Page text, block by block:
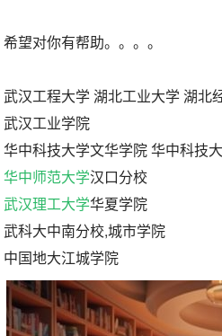
希望对你有帮助。。。。
武汉工程大学 湖北工业大学 湖北
武汉工业学院
华中科技大学文华学院 华中科技
华中师范大学汉口分校
武汉理工大学华夏学院
武科大中南分校,城市学院
中国地大江城学院